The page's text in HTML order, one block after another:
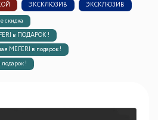
ЭКСКЛЮЗИВ
ЭКСКЛЮЗИВ
скидка
в ПОДАРОК !
MEFERI в подарок !
!